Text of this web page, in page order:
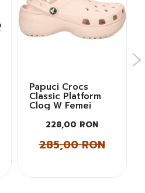
Papuci Crocs
Classic Platform
Clog W Femei
228,00 RON
285,00 RON